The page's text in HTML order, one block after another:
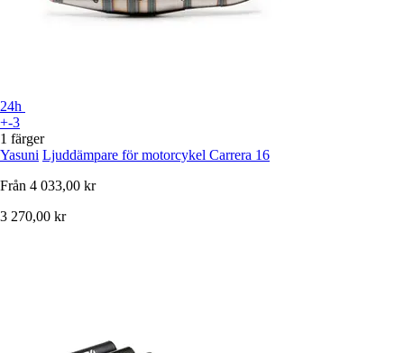
24h
+-3
1 färger
Yasuni Ljuddämpare för motorcykel Carrera 16
Från 4 033,00 kr
3 270,00 kr